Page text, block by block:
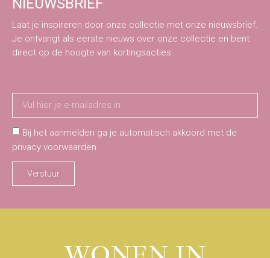
NIEUWSBRIEF
Laat je inspireren door onze collectie met onze nieuwsbrief.
Je ontvangt als eerste nieuws over onze collectie en bent
direct op de hoogte van kortingsacties.
Bij het aanmelden ga je automatisch akkoord met de
privacy voorwaarden
Verstuur